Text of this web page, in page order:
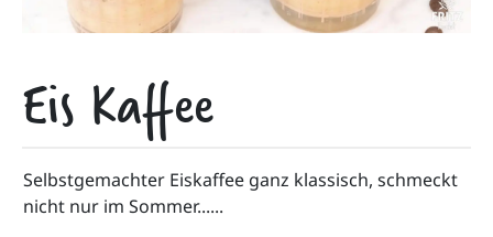
Eis Kaffee
Selbstgemachter Eiskaffee ganz klassisch, schmeckt
nicht nur im Sommer......